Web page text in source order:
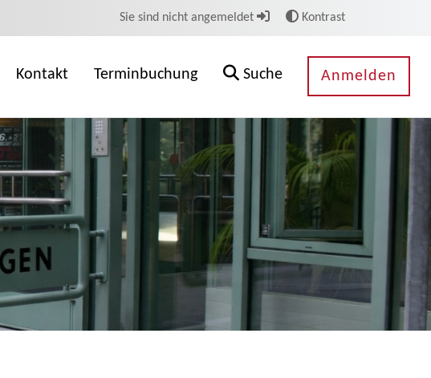
Sie sind nicht angemeldet Kontrast
Kontakt Terminbuchung Suche Anmelden